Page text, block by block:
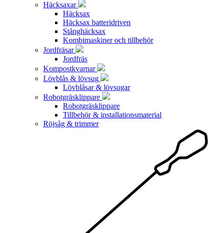
Häcksaxar
Häcksax
Häcksax batteridriven
Stånghäcksax
Kombimaskiner och tillbehör
Jordfräsar
Jordfräs
Kompostkvarnar
Lövblås & lövsug
Lövblåsar & lövsugar
Robotgräsklippare
Robotgräsklippare
Tillbehör & installationsmaterial
Röjsåg & trimmer